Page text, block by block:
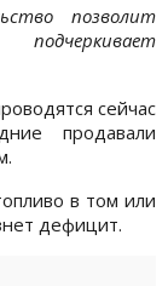
позволит
сейчас
продавали
в том или
дефицит.